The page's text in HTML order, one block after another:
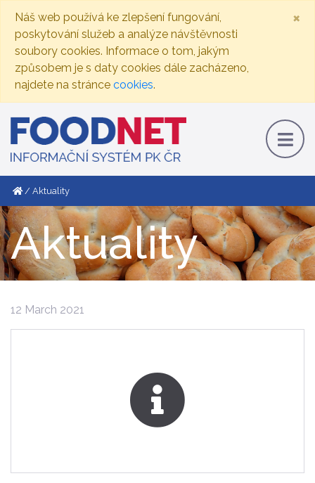
Náš web používá ke zlepšení fungování,
poskytování služeb a analýze návštěvnosti
soubory cookies. Informace o tom, jakým
způsobem je s daty cookies dále zacházeno,
najdete na stránce cookies.
×
Aktuality
Aktuality
12 March 2021